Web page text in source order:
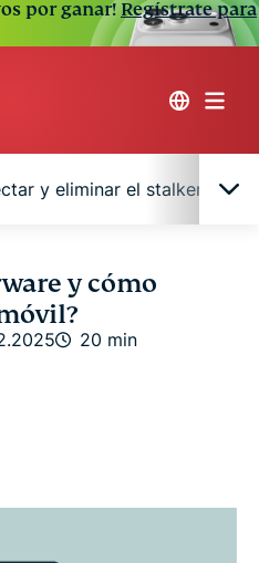
por ganar!Regístrate para
y eliminar el stalkerware
en los
y cómo
20 min